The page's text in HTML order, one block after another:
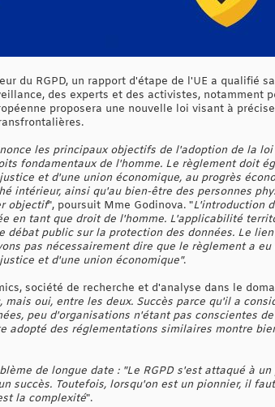
du RGPD, un rapport d'étape de l'UE a qualifié
des experts et des activistes, notamment
proposera une nouvelle loi visant à
les principaux objectifs de l'adoption de la
fondamentaux de l'homme. Le règlement doit
et d'une union économique, au progrès
intérieur, ainsi qu'au bien-être des personnes
objectif", poursuit Mme Godinova. "L'introduction
en tant que droit de l'homme. L'applicabilité
débat public sur la protection des données. Le
pas nécessairement dire que le règlement a
et d'une union économique".
société de recherche et d'analyse dans le
mais oui, entre les deux. Succès parce qu'il a
peu d'organisations n'étant pas conscientes
adopté des réglementations similaires montre
de longue date : "Le RGPD s'est attaqué à
succès. Toutefois, lorsqu'on est un pionnier, il
la complexité".